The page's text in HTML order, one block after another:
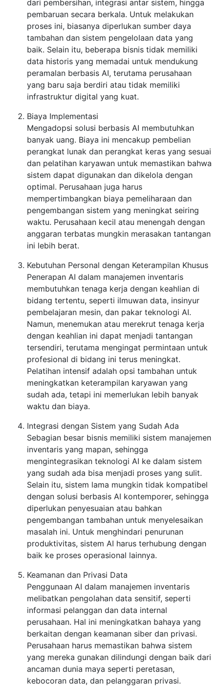
dari pembersihan, integrasi antar sistem, hingga
pembaruan secara berkala. Untuk melakukan
proses ini, biasanya diperlukan sumber daya
tambahan dan sistem pengelolaan data yang
baik. Selain itu, beberapa bisnis tidak memiliki
data historis yang memadai untuk mendukung
peramalan berbasis AI, terutama perusahaan
yang baru saja berdiri atau tidak memiliki
infrastruktur digital yang kuat.
Biaya Implementasi
Mengadopsi solusi berbasis AI membutuhkan
banyak uang. Biaya ini mencakup pembelian
perangkat lunak dan perangkat keras yang sesuai
dan pelatihan karyawan untuk memastikan bahwa
sistem dapat digunakan dan dikelola dengan
optimal. Perusahaan juga harus
mempertimbangkan biaya pemeliharaan dan
pengembangan sistem yang meningkat seiring
waktu. Perusahaan kecil atau menengah dengan
anggaran terbatas mungkin merasakan tantangan
ini lebih berat.
Kebutuhan Personal dengan Keterampilan Khusus
Penerapan AI dalam manajemen inventaris
membutuhkan tenaga kerja dengan keahlian di
bidang tertentu, seperti ilmuwan data, insinyur
pembelajaran mesin, dan pakar teknologi AI.
Namun, menemukan atau merekrut tenaga kerja
dengan keahlian ini dapat menjadi tantangan
tersendiri, terutama mengingat permintaan untuk
profesional di bidang ini terus meningkat.
Pelatihan intensif adalah opsi tambahan untuk
meningkatkan keterampilan karyawan yang
sudah ada, tetapi ini memerlukan lebih banyak
waktu dan biaya.
Integrasi dengan Sistem yang Sudah Ada
Sebagian besar bisnis memiliki sistem manajemen
inventaris yang mapan, sehingga
mengintegrasikan teknologi AI ke dalam sistem
yang sudah ada bisa menjadi proses yang sulit.
Selain itu, sistem lama mungkin tidak kompatibel
dengan solusi berbasis AI kontemporer, sehingga
diperlukan penyesuaian atau bahkan
pengembangan tambahan untuk menyelesaikan
masalah ini. Untuk menghindari penurunan
produktivitas, sistem AI harus terhubung dengan
baik ke proses operasional lainnya.
Keamanan dan Privasi Data
Penggunaan AI dalam manajemen inventaris
melibatkan pengolahan data sensitif, seperti
informasi pelanggan dan data internal
perusahaan. Hal ini meningkatkan bahaya yang
berkaitan dengan keamanan siber dan privasi.
Perusahaan harus memastikan bahwa sistem
yang mereka gunakan dilindungi dengan baik dari
ancaman dunia maya seperti peretasan,
kebocoran data, dan pelanggaran privasi.